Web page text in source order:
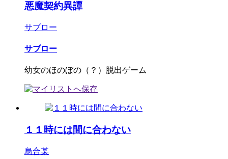
悪魔契約異譚
サブロー
サブロー
幼女のほのぼの（？）脱出ゲーム
１１時には間に合わない
烏合某